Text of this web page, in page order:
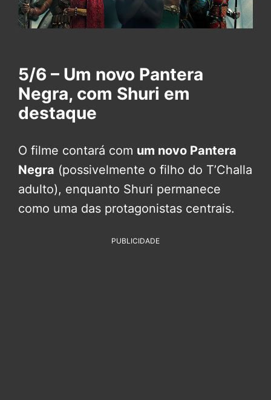
5/6 – Um novo Pantera
Negra, com Shuri em
destaque
O filme contará com um novo Pantera
Negra (possivelmente o filho do T’Challa
adulto), enquanto Shuri permanece
como uma das protagonistas centrais.
PUBLICIDADE